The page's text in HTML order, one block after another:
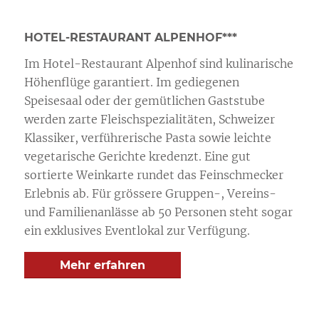
HOTEL-RESTAURANT ALPENHOF***
Im Hotel-Restaurant Alpenhof sind kulinarische
Höhenflüge garantiert. Im gediegenen
Speisesaal oder der gemütlichen Gaststube
werden zarte Fleischspezialitäten, Schweizer
Klassiker, verführerische Pasta sowie leichte
vegetarische Gerichte kredenzt. Eine gut
sortierte Weinkarte rundet das Feinschmecker
Erlebnis ab. Für grössere Gruppen-, Vereins-
und Familienanlässe ab 50 Personen steht sogar
ein exklusives Eventlokal zur Verfügung.
Mehr erfahren